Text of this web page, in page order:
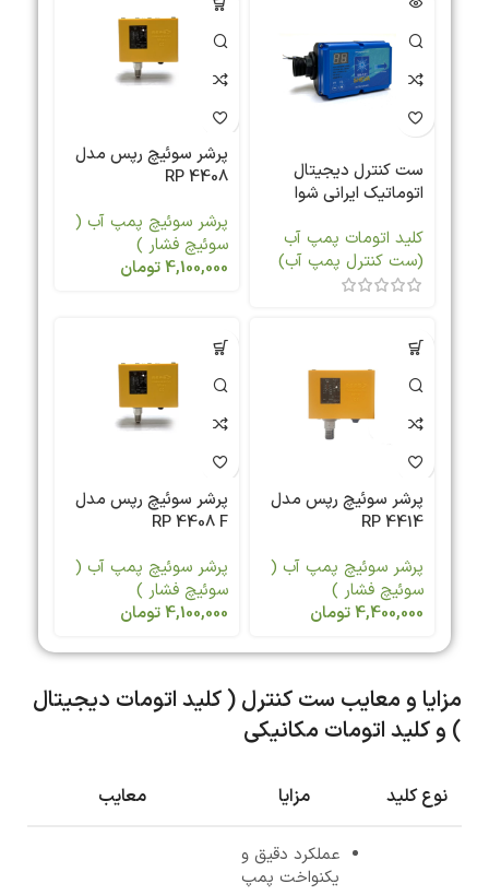
ست کنترل دیجیتال
اتوماتیک ایرانی شوا
کلید اتومات پمپ آب
(ست کنترل پمپ آب)
پرشر سوئیچ رپس مدل
RP 4408
پرشر سوئیچ پمپ آب (
سوئیچ فشار )
4,100,000تومان
پرشر سوئیچ رپس مدل
RP 4414
پرشر سوئیچ پمپ آب (
سوئیچ فشار )
4,400,000تومان
پرشر سوئیچ رپس مدل
RP 4408 F
پرشر سوئیچ پمپ آب (
سوئیچ فشار )
4,100,000تومان
مزایا و معایب ست کنترل ( کلید اتومات دیجیتال
) و کلید اتومات مکانیکی
نوع کلید مزایا معایب
عملکرد دقیق و
یکنواخت پمپ